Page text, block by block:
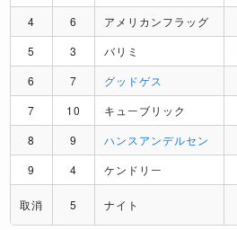
4
6 アメリカンフラッグ
5
3 バリミ
6
7 グッドゲス
7
10 キューブリック
8
9 ハンスアンデルセン
9
4 ケンドリー
取消 5 ナイト